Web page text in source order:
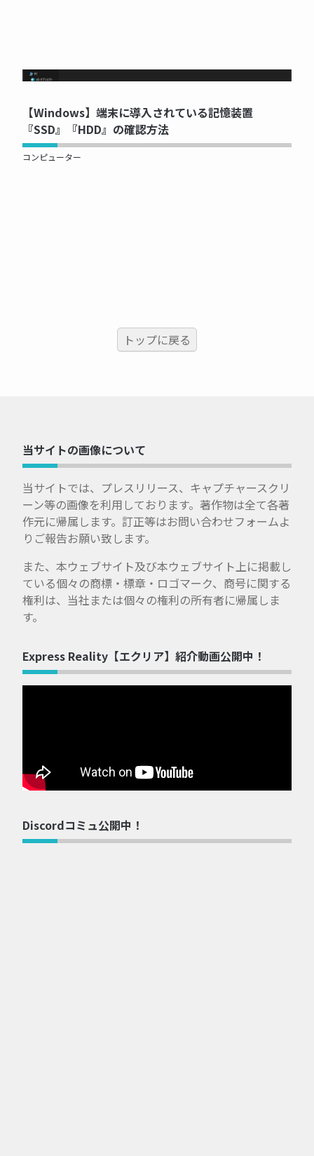
【Windows】端末に導入されている記憶装置
『SSD』『HDD』の確認方法
コンピューター
トップに戻る
当サイトの画像について
当サイトでは、プレスリリース、キャプチャースクリ
ーン等の画像を利用しております。著作物は全て各著
作元に帰属します。訂正等はお問い合わせフォームよ
りご報告お願い致します。
また、本ウェブサイト及び本ウェブサイト上に掲載し
ている個々の商標・標章・ロゴマーク、商号に関する
権利は、当社または個々の権利の所有者に帰属しま
す。
Express Reality【エクリア】紹介動画公開中！
Discordコミュ公開中！